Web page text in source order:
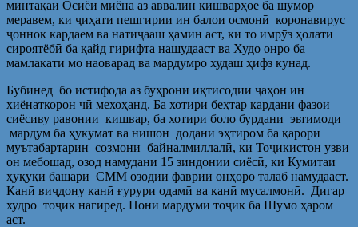
минтақаи Осиёи миёна аз аввалин кишварҳое ба шумор
меравем, ки ҷиҳати пешгирии ин балои осмонӣ коронавирус
ҷоннок кардаем ва натиҷааш ҳамин аст, ки то имрӯз ҳолати
сироятёбӣ ба қайд гирифта нашудааст ва Худо онро ба
мамлакати мо наоварад ва мардумро худаш ҳифз кунад.
Бубинед бо истифода аз буҳрони иқтисодии ҷаҳон ин
хиёнаткорон чӣ мехоҳанд. Ба хотири беҳтар кардани фазои
сиёсиву равонии кишвар, ба хотири боло бурдани эьтимоди
мардум ба ҳукумат ва нишон додани эҳтиром ба қарори
муътабартарин созмони байналмиллалӣ, ки Тоҷикистон узви
он мебошад, озод намудани 15 зиндонии сиёсӣ, ки Кумитаи
ҳуқуқи башари СММ озодии фаврии онҳоро талаб намудааст.
Канӣ виҷдону канӣ ғурури одамӣ ва канӣ мусалмонӣ. Дигар
худро тоҷик нагиред. Нони мардуми тоҷик ба Шумо ҳаром
аст.